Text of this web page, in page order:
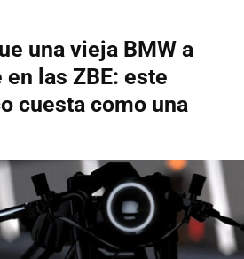
una vieja BMW a
las ZBE: este
cuesta como una